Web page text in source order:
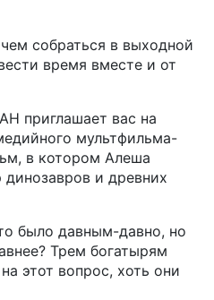
собраться в выходной
время вместе и от
приглашает вас на
мультфильма-
в котором Алеша
и древних
было давным-давно, но
Трем богатырям
этот вопрос, хоть они